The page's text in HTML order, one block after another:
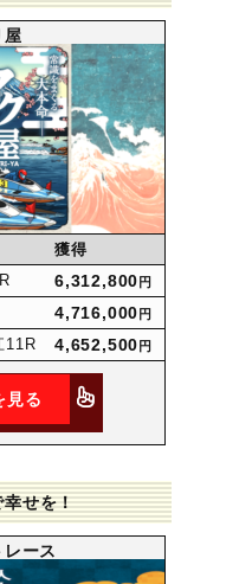
屋
獲得
6,312,800 円
4,716,000 円
11R 4,652,500 円
見る
幸せを！
ース